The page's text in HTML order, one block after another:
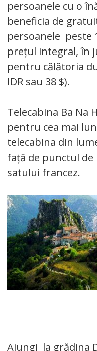
persoanele cu o
beneficia de
persoanele peste
prețul integral, în
pentru călătoria
IDR sau 38 $).
Telecabina Ba Na
pentru cea mai
telecabina din
față de punctul
satului francez.
Ajungi la grădina